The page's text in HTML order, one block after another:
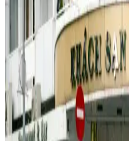
sıcak tutan ve kullanışlı
Kadın Modasında
Montlarla Şıklık ve
Wedze kadın montları, şıklık
kış aylarında hem tarzınızı
sağlar. Hafif, dayanıklı ve çeşitli
seçenekler sunar.
Yakasında Kürk
Aylarının Şıklık ve